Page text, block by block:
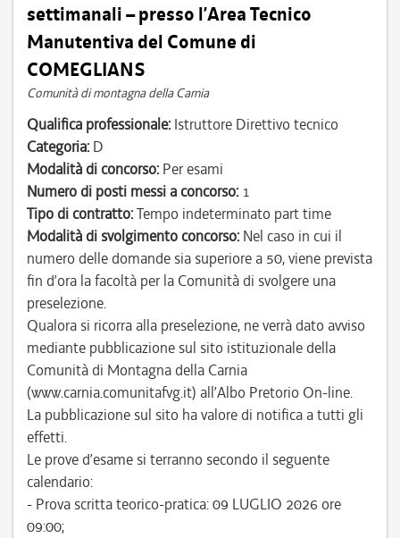
settimanali – presso l’Area Tecnico
Manutentiva del Comune di
COMEGLIANS
Comunità di montagna della Carnia
Qualifica professionale: Istruttore Direttivo tecnico
Categoria: D
Modalità di concorso: Per esami
Numero di posti messi a concorso: 1
Tipo di contratto:Tempo indeterminato part time
Modalità di svolgimento concorso: Nel caso in cui il
numero delle domande sia superiore a 50, viene prevista
fin d’ora la facoltà per la Comunità di svolgere una
preselezione.
Qualora si ricorra alla preselezione, ne verrà dato avviso
mediante pubblicazione sul sito istituzionale della
Comunità di Montagna della Carnia
(www.carnia.comunitafvg.it) all’Albo Pretorio On-line.
La pubblicazione sul sito ha valore di notifica a tutti gli
effetti.
Le prove d’esame si terranno secondo il seguente
calendario:
- Prova scritta teorico-pratica: 09 LUGLIO 2026 ore
09:00;